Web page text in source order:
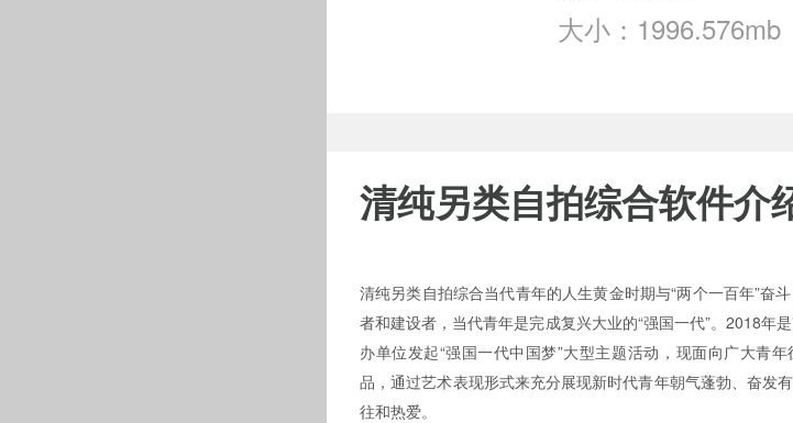
大小：1996.576mb
清纯另类自拍综合软件介
清纯另类自拍综合当代青年的人生黄金时期与“两个一百年”奋斗
者和建设者，当代青年是完成复兴大业的“强国一代”。2018年
办单位发起“强国一代中国梦”大型主题活动，现面向广大青年征
品，通过艺术表现形式来充分展现新时代青年朝气蓬勃、奋
往和热爱。